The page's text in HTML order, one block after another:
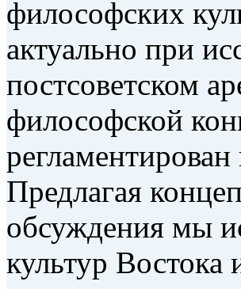
философских
актуально при
постсоветском
философской
Предлагая
обсуждения мы
культур Востока